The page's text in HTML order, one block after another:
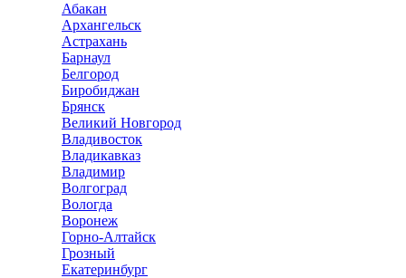
Абакан
Архангельск
Астрахань
Барнаул
Белгород
Биробиджан
Брянск
Великий Новгород
Владивосток
Владикавказ
Владимир
Волгоград
Вологда
Воронеж
Горно-Алтайск
Грозный
Екатеринбург